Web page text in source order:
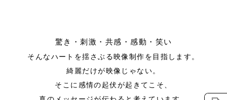
驚き ・ 刺激 ・ 共感 ・ 感動 ・ 笑い
そんなハートを揺さぶる映像制作を目指します。
綺麗だけが映像じゃない。
そこに感情の起伏が起きてこそ、